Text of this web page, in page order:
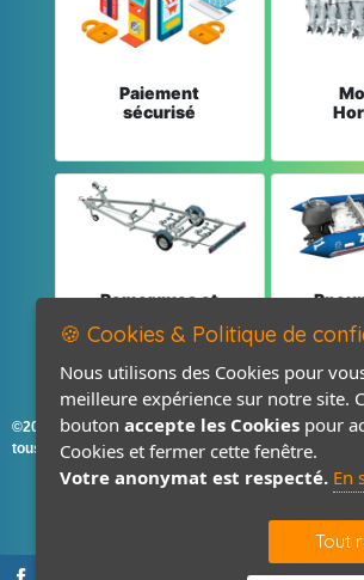
Paiement
sécurisé
Remorques et
©2026-2027 France Accastillage
tous droits réservés
🍪 Cookies & Politique de
Nous utilisons des Cookies pour
meilleure expérience sur notre site.
bouton accepte les Cookies pour
Cookies et fermer cette fenêtre.
Votre anonymat est respecté. En
Tout